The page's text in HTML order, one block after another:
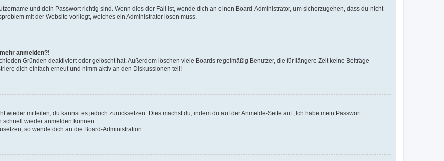
und dein Passwort richtig sind. Wenn dies der Fall ist, wende dich an einen Board-Administrator, um sicherzugehen, dass du nicht
mit der Website vorliegt, welches ein Administrator lösen muss.
anmelden?!
Gründen deaktiviert oder gelöscht hat. Außerdem löschen viele Boards regelmäßig Benutzer, die für längere Zeit keine Beiträge
dich einfach erneut und nimm aktiv an den Diskussionen teil!
wieder mitteilen, du kannst es jedoch zurücksetzen. Dies machst du, indem du auf der Anmelde-Seite auf „Ich habe mein Passwort
schnell wieder anmelden können.
so wende dich an die Board-Administration.